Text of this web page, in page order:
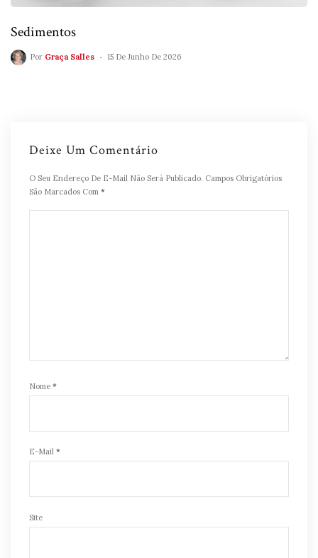
Sedimentos
Por Graça Salles 15 De Junho De 2026
Deixe Um Comentário
O Seu Endereço De E-Mail Não Será Publicado. Campos Obrigatórios
São Marcados Com *
Nome *
E-Mail *
Site